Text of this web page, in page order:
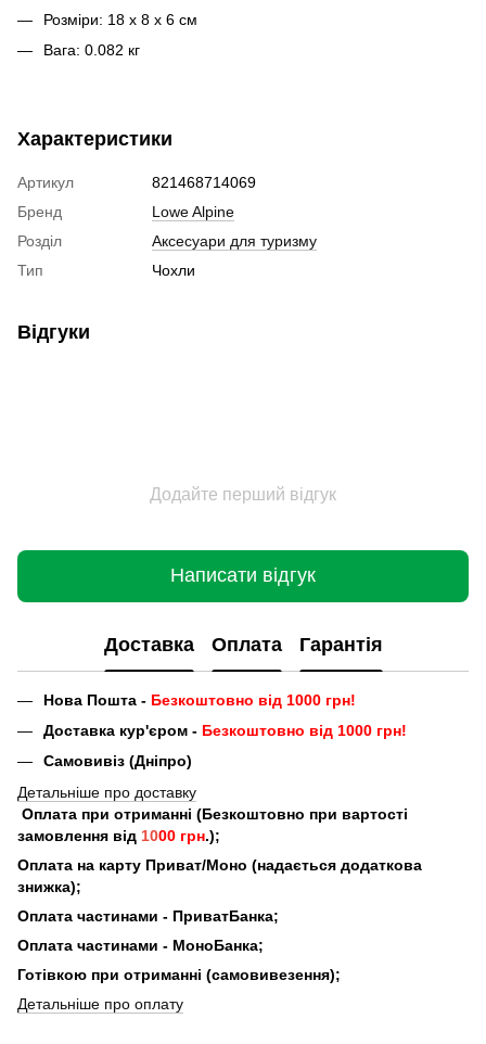
Розміри: 18 x 8 x 6 см
Вага: 0.082 кг
Характеристики
Артикул
821468714069
Бренд
Lowe Alpine
Розділ
Аксесуари для туризму
Тип
Чохли
Відгуки
Додайте перший відгук
Написати відгук
Доставка Оплата Гарантія
Нова Пошта - Безкоштовно від 1000 грн!
Доставка кур'єром - Безкоштовно від 1000 грн!
Самовивіз (Дніпро)
Детальніше про доставку
Оплата при отриманні (Безкоштовно при вартості
замовлення від 1000 грн.);
Оплата на карту Приват/Моно (надається додаткова
знижка);
Оплата частинами - ПриватБанка;
Оплата частинами - МоноБанка;
Готівкою при отриманні (самовивезення);
Детальніше про оплату